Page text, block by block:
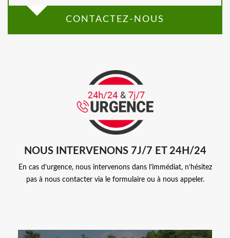
CONTACTEZ-NOUS
NOUS INTERVENONS 7J/7 ET 24H/24
En cas d’urgence, nous intervenons dans l’immédiat, n’hésitez
pas à nous contacter via le formulaire ou à nous appeler.